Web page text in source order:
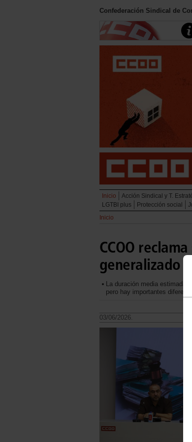
Confederación Sindical de
Inicio Acción Sindical y T.
LGTBI plus
Protección social
Inicio
CCOO
generalizado
La duración media estimada
pero hay importantes
03/06/2026.